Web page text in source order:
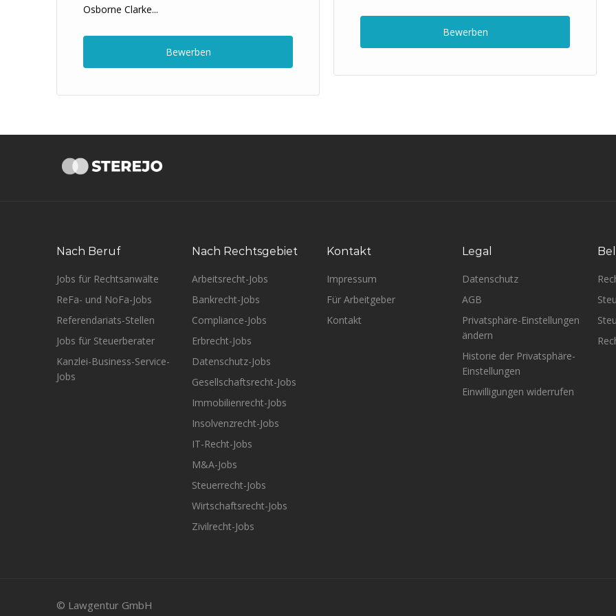
Osborne Clarke...
Bewerben
Bewerben
Nach Beruf
Jobs für Rechtsanwälte
ReFa- und NoFa-Jobs
Referendariats-Stellen
Jobs für Steuerberater
Kanzlei-Business-Service-
Jobs
Nach Rechtsgebiet
Arbeitsrecht-Jobs
Bankrecht-Jobs
Compliance-Jobs
Erbrecht-Jobs
Datenschutz-Jobs
Gesellschaftsrecht-Jobs
Immobilienrecht-Jobs
Insolvenzrecht-Jobs
IT-Recht-Jobs
M&A-Jobs
Steuerrecht-Jobs
Wirtschaftsrecht-Jobs
Zivilrecht-Jobs
Kontakt
Impressum
Für Arbeitgeber
Kontakt
Legal
Datenschutz
AGB
Privatsphäre-Einstellungen
ändern
Historie der Privatsphäre-
Einstellungen
Einwilligungen widerrufen
© Lawgentur GmbH